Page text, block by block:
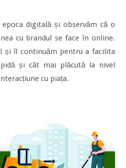
digitală și observăm că o
cu brandul se face în online.
și îl continuăm pentru a facilita
și cât mai plăcută la nivel
cu piața.